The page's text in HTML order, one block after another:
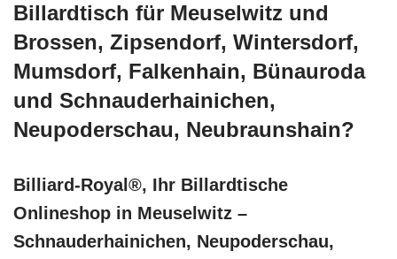
Billardtisch für Meuselwitz und
Brossen, Zipsendorf, Wintersdorf,
Mumsdorf, Falkenhain, Bünauroda
und Schnauderhainichen,
Neupoderschau, Neubraunshain?
Billiard-Royal®, Ihr Billardtische
Onlineshop in Meuselwitz –
Schnauderhainichen, Neupoderschau,